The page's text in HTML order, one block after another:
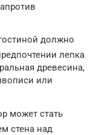
должно
лепка
древесина,
или
может стать
стена над